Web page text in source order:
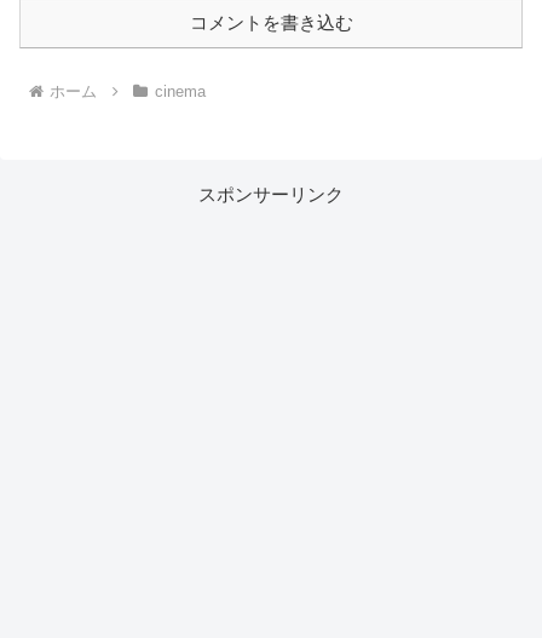
コメントを書き込む
ホーム cinema
スポンサーリンク